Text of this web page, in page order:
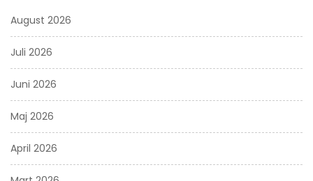
August 2026
Juli 2026
Juni 2026
Maj 2026
April 2026